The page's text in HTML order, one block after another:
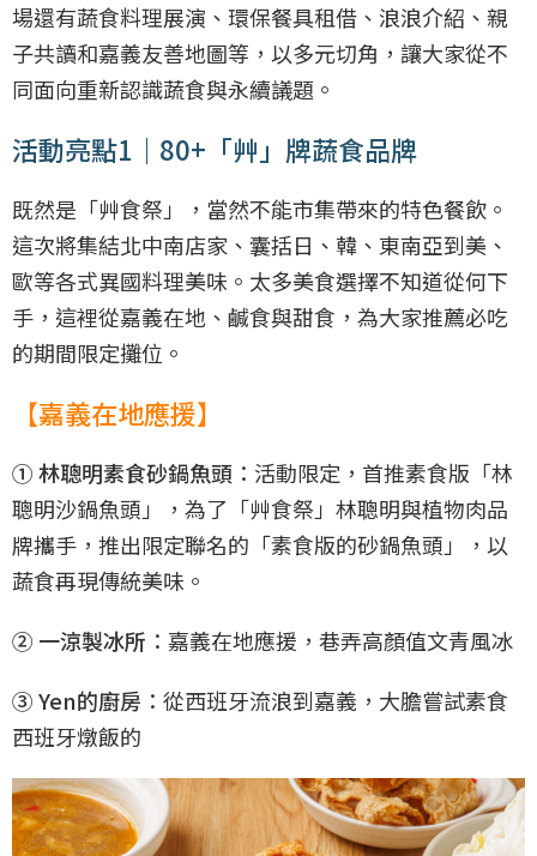
場還有蔬食料理展演、環保餐具租借、浪浪介紹、親
子共讀和嘉義友善地圖等，以多元切角，讓大家從不
同面向重新認識蔬食與永續議題。
活動亮點1｜80+「艸」牌蔬食品牌
既然是「艸食祭」，當然不能市集帶來的特色餐飲。
這次將集結北中南店家、囊括日、韓、東南亞到美、
歐等各式異國料理美味。太多美食選擇不知道從何下
手，這裡從嘉義在地、鹹食與甜食，為大家推薦必吃
的期間限定攤位。
【嘉義在地應援】
① 林聰明素食砂鍋魚頭 ：活動限定，首推素食版「林
聰明沙鍋魚頭」，為了「艸食祭」林聰明與植物肉品
牌攜手，推出限定聯名的「素食版的砂鍋魚頭」，以
蔬食再現傳統美味。
② 一涼製冰所 ：嘉義在地應援，巷弄高顏值文青風冰
③ Yen的廚房 ：從西班牙流浪到嘉義，大膽嘗試素食
西班牙燉飯的